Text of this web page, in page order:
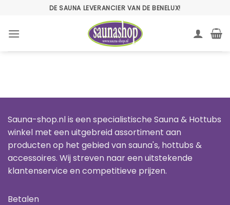
inhoud
DE SAUNA LEVERANCIER VAN DE BENELUX!
Sauna-shop.nl is een specialistische Sauna & Hottubs
winkel met een uitgebreid assortiment aan
producten op het gebied van sauna's, hottubs &
accessoires. Wij streven naar een uitstekende
klantenservice en competitieve prijzen.
Betalen